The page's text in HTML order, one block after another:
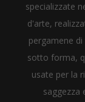
specializzate
d'arte,
pergamene di
sotto forma,
usate per la
saggezza